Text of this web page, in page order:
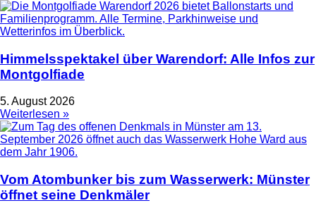
Himmelsspektakel über Warendorf: Alle Infos zur
Montgolfiade
5. August 2026
Weiterlesen »
Vom Atombunker bis zum Wasserwerk: Münster
öffnet seine Denkmäler